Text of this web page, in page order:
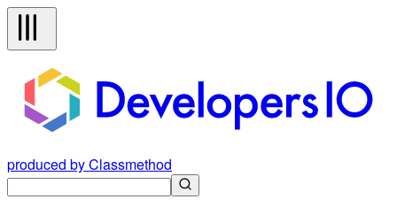
produced by Classmethod